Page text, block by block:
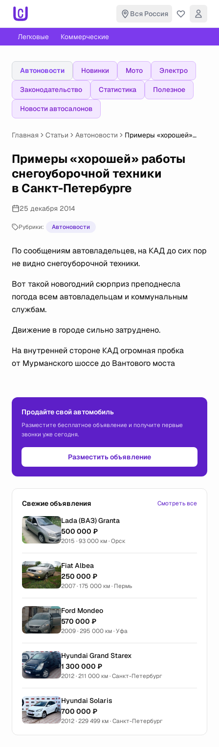
Вся Россия
Легковые Коммерческие
Автоновости Новинки Мото Электро
Законодательство Статистика Полезное
Новости автосалонов
Главная Статьи Автоновости
Примеры «хорошей»
техники в Санкт-
Петербурге
Примеры «хорошей» работы
снегоуборочной техники
в Санкт-Петербурге
25 декабря 2014
Рубрики: Автоновости
По сообщениям автовладельцев, на КАД до сих пор
не видно снегоуборочной техники.
Вот такой новогодний сюрприз преподнесла
погода всем автовладельцам и коммунальным
службам.
Движение в городе сильно затруднено.
На внутренней стороне КАД огромная пробка
от Мурманского шоссе до Вантового моста
Продайте свой автомобиль
Разместите бесплатное объявление и получите первые
звонки уже сегодня.
Разместить объявление
Свежие объявления Смотреть все
Lada (ВАЗ) Granta
500 000 ₽
2015 · 93 000 км · Орск
Fiat Albea
250 000 ₽
2007 · 175 000 км · Пермь
Ford Mondeo
570 000 ₽
2009 · 295 000 км · Уфа
Hyundai Grand Starex
1 300 000 ₽
2012 · 211 000 км · Санкт-Петербург
Hyundai Solaris
700 000 ₽
2012 · 229 499 км · Санкт-Петербург